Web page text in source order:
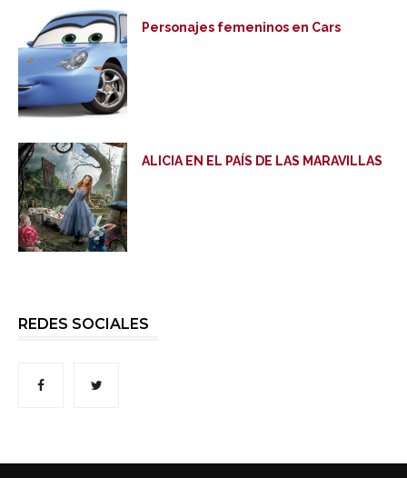
Personajes femeninos en Cars
ALICIA EN EL PAÍS DE LAS MARAVILLAS
REDES SOCIALES